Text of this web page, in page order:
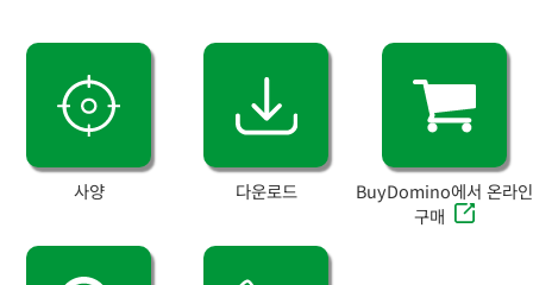
사양 다운로드
BuyDomino에서 온라인
구매